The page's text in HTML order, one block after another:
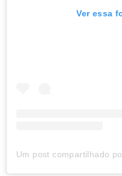
Ver essa